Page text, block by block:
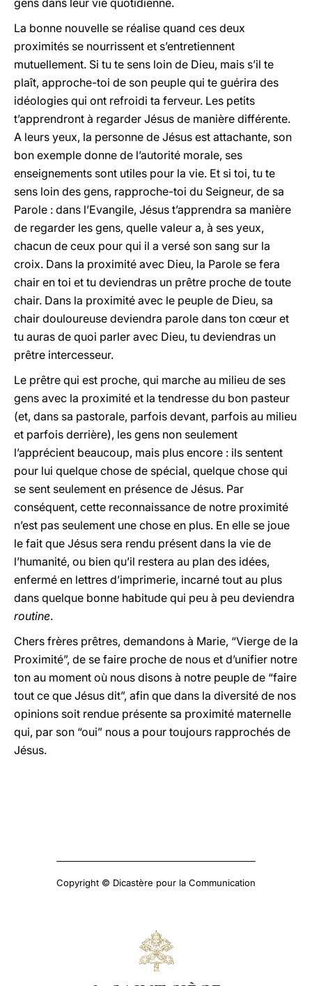
gens dans leur vie quotidienne.
La bonne nouvelle se réalise quand ces deux
proximités se nourrissent et s’entretiennent
mutuellement. Si tu te sens loin de Dieu, mais s’il te
plaît, approche-toi de son peuple qui te guérira des
idéologies qui ont refroidi ta ferveur. Les petits
t’apprendront à regarder Jésus de manière différente.
A leurs yeux, la personne de Jésus est attachante, son
bon exemple donne de l’autorité morale, ses
enseignements sont utiles pour la vie. Et si toi, tu te
sens loin des gens, rapproche-toi du Seigneur, de sa
Parole : dans l’Evangile, Jésus t’apprendra sa manière
de regarder les gens, quelle valeur a, à ses yeux,
chacun de ceux pour qui il a versé son sang sur la
croix. Dans la proximité avec Dieu, la Parole se fera
chair en toi et tu deviendras un prêtre proche de toute
chair. Dans la proximité avec le peuple de Dieu, sa
chair douloureuse deviendra parole dans ton cœur et
tu auras de quoi parler avec Dieu, tu deviendras un
prêtre intercesseur.
Le prêtre qui est proche, qui marche au milieu de ses
gens avec la proximité et la tendresse du bon pasteur
(et, dans sa pastorale, parfois devant, parfois au milieu
et parfois derrière), les gens non seulement
l’apprécient beaucoup, mais plus encore : ils sentent
pour lui quelque chose de spécial, quelque chose qui
se sent seulement en présence de Jésus. Par
conséquent, cette reconnaissance de notre proximité
n’est pas seulement une chose en plus. En elle se joue
le fait que Jésus sera rendu présent dans la vie de
l’humanité, ou bien qu’il restera au plan des idées,
enfermé en lettres d’imprimerie, incarné tout au plus
dans quelque bonne habitude qui peu à peu deviendra
routine.
Chers frères prêtres, demandons à Marie, “Vierge de la
Proximité”, de se faire proche de nous et d’unifier notre
ton au moment où nous disons à notre peuple de “faire
tout ce que Jésus dit”, afin que dans la diversité de nos
opinions soit rendue présente sa proximité maternelle
qui, par son “oui” nous a pour toujours rapprochés de
Jésus.
Copyright © Dicastère pour la Communication